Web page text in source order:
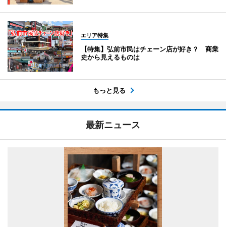
エリア特集
【特集】弘前市民はチェーン店が好き？ 商業
史から見えるものは
もっと見る
最新ニュース